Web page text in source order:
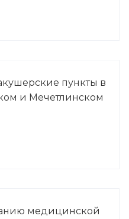
пункты в
и Мечетлинском
медицинской